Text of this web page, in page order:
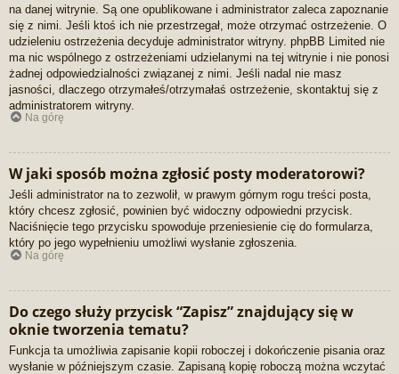
na danej witrynie. Są one opublikowane i administrator zaleca zapoznanie
się z nimi. Jeśli ktoś ich nie przestrzegał, może otrzymać ostrzeżenie. O
udzieleniu ostrzeżenia decyduje administrator witryny. phpBB Limited nie
ma nic wspólnego z ostrzeżeniami udzielanymi na tej witrynie i nie ponosi
żadnej odpowiedzialności związanej z nimi. Jeśli nadal nie masz
jasności, dlaczego otrzymałeś/otrzymałaś ostrzeżenie, skontaktuj się z
administratorem witryny.
Na górę
W jaki sposób można zgłosić posty moderatorowi?
Jeśli administrator na to zezwolił, w prawym górnym rogu treści posta,
który chcesz zgłosić, powinien być widoczny odpowiedni przycisk.
Naciśnięcie tego przycisku spowoduje przeniesienie cię do formularza,
który po jego wypełnieniu umożliwi wysłanie zgłoszenia.
Na górę
Do czego służy przycisk “Zapisz” znajdujący się w
oknie tworzenia tematu?
Funkcja ta umożliwia zapisanie kopii roboczej i dokończenie pisania oraz
wysłanie w późniejszym czasie. Zapisaną kopię roboczą można wczytać